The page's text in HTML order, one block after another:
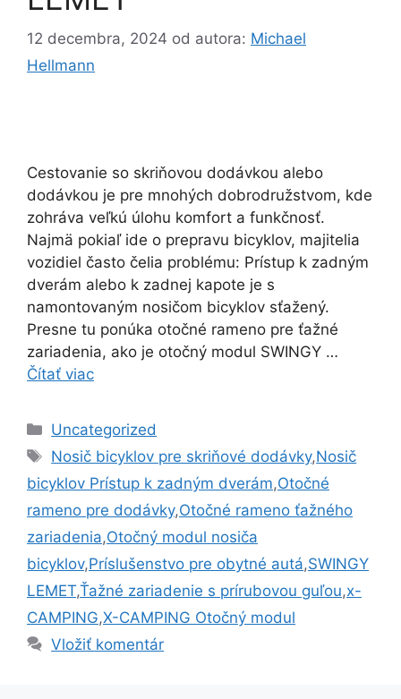
12 decembra, 2024 od autora: Michael
Hellmann
Cestovanie so skriňovou dodávkou alebo
dodávkou je pre mnohých dobrodružstvom, kde
zohráva veľkú úlohu komfort a funkčnosť.
Najmä pokiaľ ide o prepravu bicyklov, majitelia
vozidiel často čelia problému: Prístup k zadným
dverám alebo k zadnej kapote je s
namontovaným nosičom bicyklov sťažený.
Presne tu ponúka otočné rameno pre ťažné
zariadenia, ako je otočný modul SWINGY …
Čítať viac
Kategórie
Uncategorized
Značky
Nosič bicyklov pre skriňové dodávky,Nosič
bicyklov Prístup k zadným dverám,Otočné
rameno pre dodávky,Otočné rameno ťažného
zariadenia,Otočný modul nosiča
bicyklov,Príslušenstvo pre obytné autá,SWINGY
LEMET,Ťažné zariadenie s prírubovou guľou,x-
CAMPING,X-CAMPING Otočný modul
Vložiť komentár